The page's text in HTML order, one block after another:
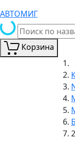
АВТОМИГ
Корзина